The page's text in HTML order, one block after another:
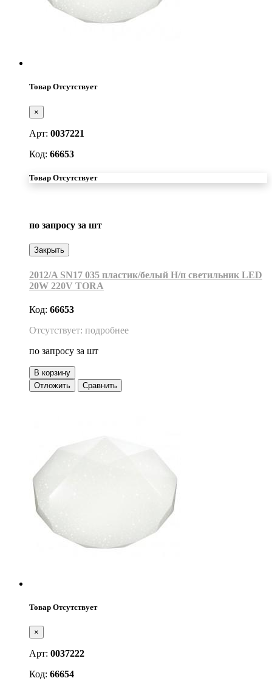
Товар Отсутствует
×
Арт: 0037221
Код: 66653
Товар Отсутствует
по запросу за шт
Закрыть
2012/A SN17 035 пластик/белый Н/п светильник LED
20W 220V TORA
Код: 66653
Отсутствует: подробнее
по запросу за шт
В корзину
Отложить
Сравнить
Товар Отсутствует
×
Арт: 0037222
Код: 66654